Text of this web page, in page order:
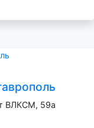
ВЛКСМ, 59а